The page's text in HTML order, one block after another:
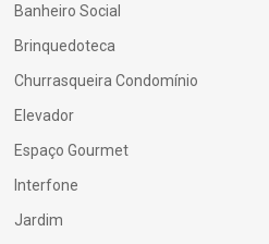
Banheiro Social
Brinquedoteca
Churrasqueira Condomínio
Elevador
Espaço Gourmet
Interfone
Jardim